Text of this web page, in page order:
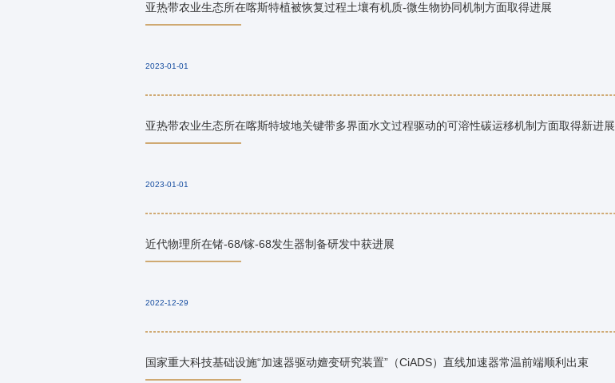
亚热带农业生态所在喀斯特植被恢复过程土壤有机质-微生物协同机制方面取得进展
2023-01-01
亚热带农业生态所在喀斯特坡地关键带多界面水文过程驱动的可溶性碳运移机制方面取得新进展
2023-01-01
近代物理所在锗-68/镓-68发生器制备研发中获进展
2022-12-29
国家重大科技基础设施“加速器驱动嬗变研究装置”（CiADS）直线加速器常温前端顺利出束